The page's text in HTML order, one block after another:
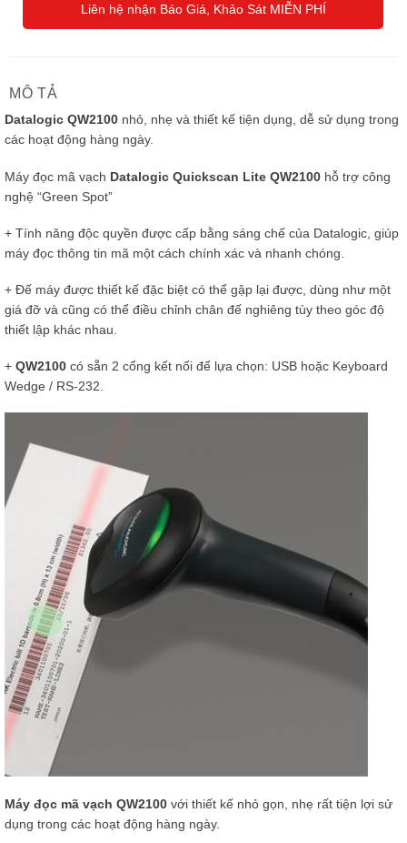
Liên hệ nhận Báo Giá, Khảo Sát MIỄN PHÍ
MÔ TẢ
Datalogic QW2100 nhỏ, nhẹ và thiết kế tiện dụng, dễ sử dụng trong
các hoạt động hàng ngày.
Máy đọc mã vạch Datalogic Quickscan Lite QW2100 hỗ trợ công
nghệ “Green Spot”
+ Tính năng độc quyền được cấp bằng sáng chế của Datalogic, giúp
máy đọc thông tin mã một cách chính xác và nhanh chóng.
+ Đế máy được thiết kế đặc biệt có thể gập lại được, dùng như một
giá đỡ và cũng có thể điều chỉnh chân đế nghiêng tùy theo góc độ
thiết lập khác nhau.
+ QW2100 có sẵn 2 cổng kết nối để lựa chọn: USB hoặc Keyboard
Wedge / RS-232.
Máy đọc mã vạch QW2100 với thiết kế nhỏ gọn, nhẹ rất tiện lợi sử
dụng trong các hoạt động hàng ngày.